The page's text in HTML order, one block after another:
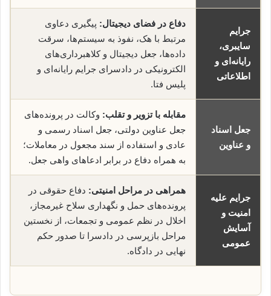
جرایم
سایبری،
رایانه‌ای و
اطلاعاتی
دفاع در فضای دیجیتال: پیگیری دعاوی
مرتبط با هک، نفوذ به سیستم‌ها، سرقت
داده‌ها، جعل دیجیتال و کلاهبرداری‌های
الکترونیکی در دادسرای جرایم رایانه‌ای و
پلیس فتا.
جعل اسناد
و عناوین
مقابله با تزویر و تقلب: وکالت در پرونده‌های
جعل عناوین دولتی، جعل اسناد رسمی و
عادی و استفاده از سند مجعول در معاملات؛
به همراه دفاع در برابر ادعاهای واهی جعل.
جرایم علیه
امنیت و
آسایش
عمومی
همراهی در مراحل امنیتی: دفاع حقوقی در
پرونده‌های حمل و نگهداری سلاح غیرمجاز،
اخلال در نظم عمومی و تجمعات، از نخستین
مراحل بازپرسی در دادسرا تا صدور حکم
نهایی در دادگاه.